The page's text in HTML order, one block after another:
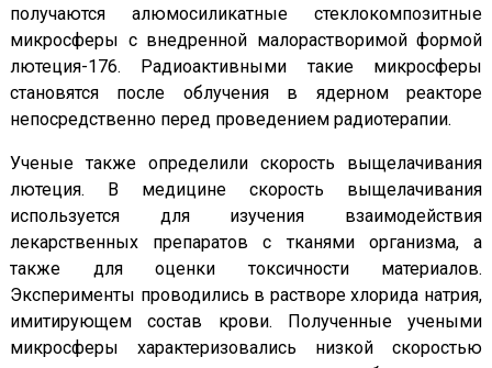
получаются алюмосиликатные стеклокомпозитные
микросферы с внедренной малорастворимой формой
лютеция-176. Радиоактивными такие микросферы
становятся после облучения в ядерном реакторе
непосредственно перед проведением радиотерапии.
Ученые также определили скорость выщелачивания
лютеция. В медицине скорость выщелачивания
используется для изучения взаимодействия
лекарственных препаратов с тканями организма, а
также для оценки токсичности материалов.
Эксперименты проводились в растворе хлорида натрия,
имитирующем состав крови. Полученные учеными
микросферы характеризовались низкой скоростью